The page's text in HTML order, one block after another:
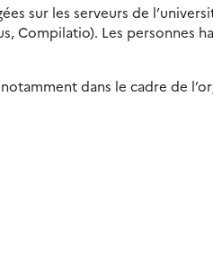
sur les serveurs de
Compilatio). Les personnes
dans le cadre de